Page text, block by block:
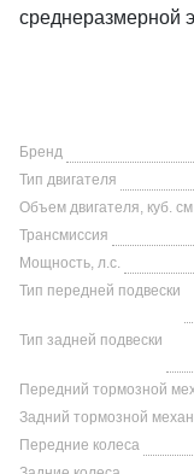
среднеразмерной
Бренд
Тип двигателя
Объем двигателя, куб. см
Трансмиссия
Мощность, л.с.
Тип передней подвески
Тип задней подвески
Передний тормозной
Задний тормозной
Передние колеса